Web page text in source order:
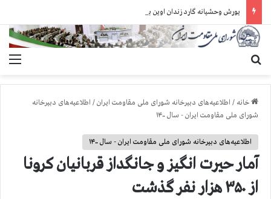
یورش وحشیانه گارد زندان اوین به سالن ۵ بند ۷ و ضرب و شتم زندانیان
خانه / اطلاعیه‌های دبیرخانه شورای ملی مقاومت ایران/ اطلاعیه‌های دبیرخانه
شورای ملی مقاومت ایران - سال ۱۴۰۰
اطلاعیه‌های دبیرخانه شورای ملی مقاومت ایران - سال ۱۴۰۰
آمار حيرت انگيز و جانگداز قربانيان كرونا
از ۳۵۰ هزار نفر گذشت